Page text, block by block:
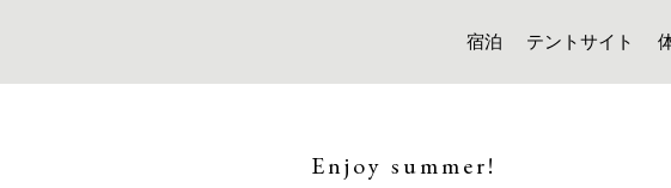
宿泊 テントサイト
Enjoy summer!